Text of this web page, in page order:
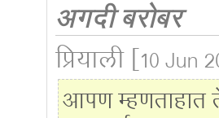
अगदी बरोबर
प्रियाली [10 Jun
आपण म्हणताहात